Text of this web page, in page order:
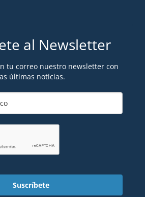
al Newsletter
tu correo nuestro newsletter con
últimas noticias.
Suscríbete